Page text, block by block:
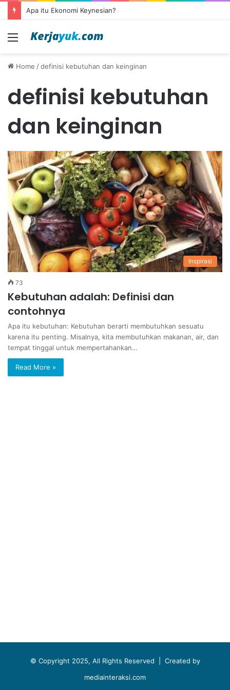
Apa itu Ekonomi Keynesian?
Menu
Home /definisi kebutuhan dan keinginan
definisi kebutuhan
dan keinginan
Inspirasi
73
Kebutuhan adalah: Definisi dan
contohnya
Apa itu kebutuhan: Kebutuhan berarti membutuhkan sesuatu
karena itu penting. Misalnya, kita membutuhkan makanan, air, dan
tempat tinggal untuk mempertahankan…
Read More »
© Copyright 2025, All Rights Reserved | Created by
mediainteraksi.com